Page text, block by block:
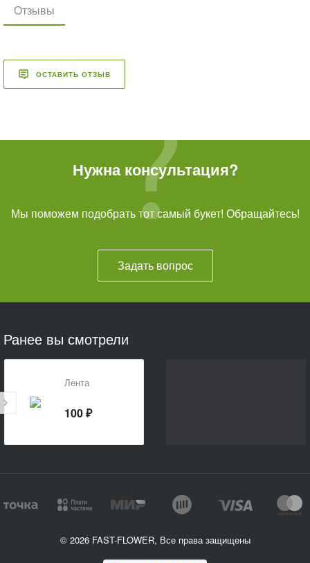
Отзывы
ОСТАВИТЬ ОТЗЫВ
Нужна консультация?
Мы поможем подобрать тот самый букет! Обращайтесь!
Задать вопрос
Ранее вы смотрели
Лента
100 ₽
© 2026 FAST-FLOWER, Все права защищены